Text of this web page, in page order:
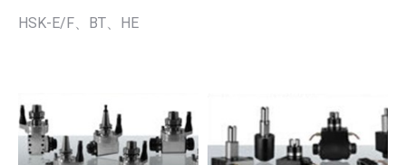
HSK-E/F、BT、HE